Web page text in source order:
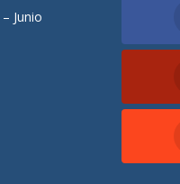
Junio